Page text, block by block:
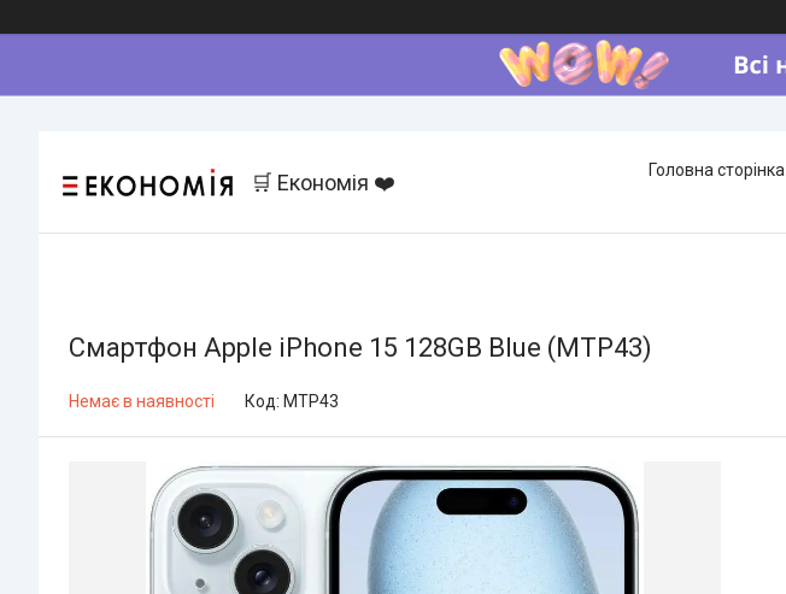
🛒 Економія ❤️ Головна сторінка
Смартфон Apple iPhone 15 128GB Blue (MTP43)
Немає в наявності Код: MTP43